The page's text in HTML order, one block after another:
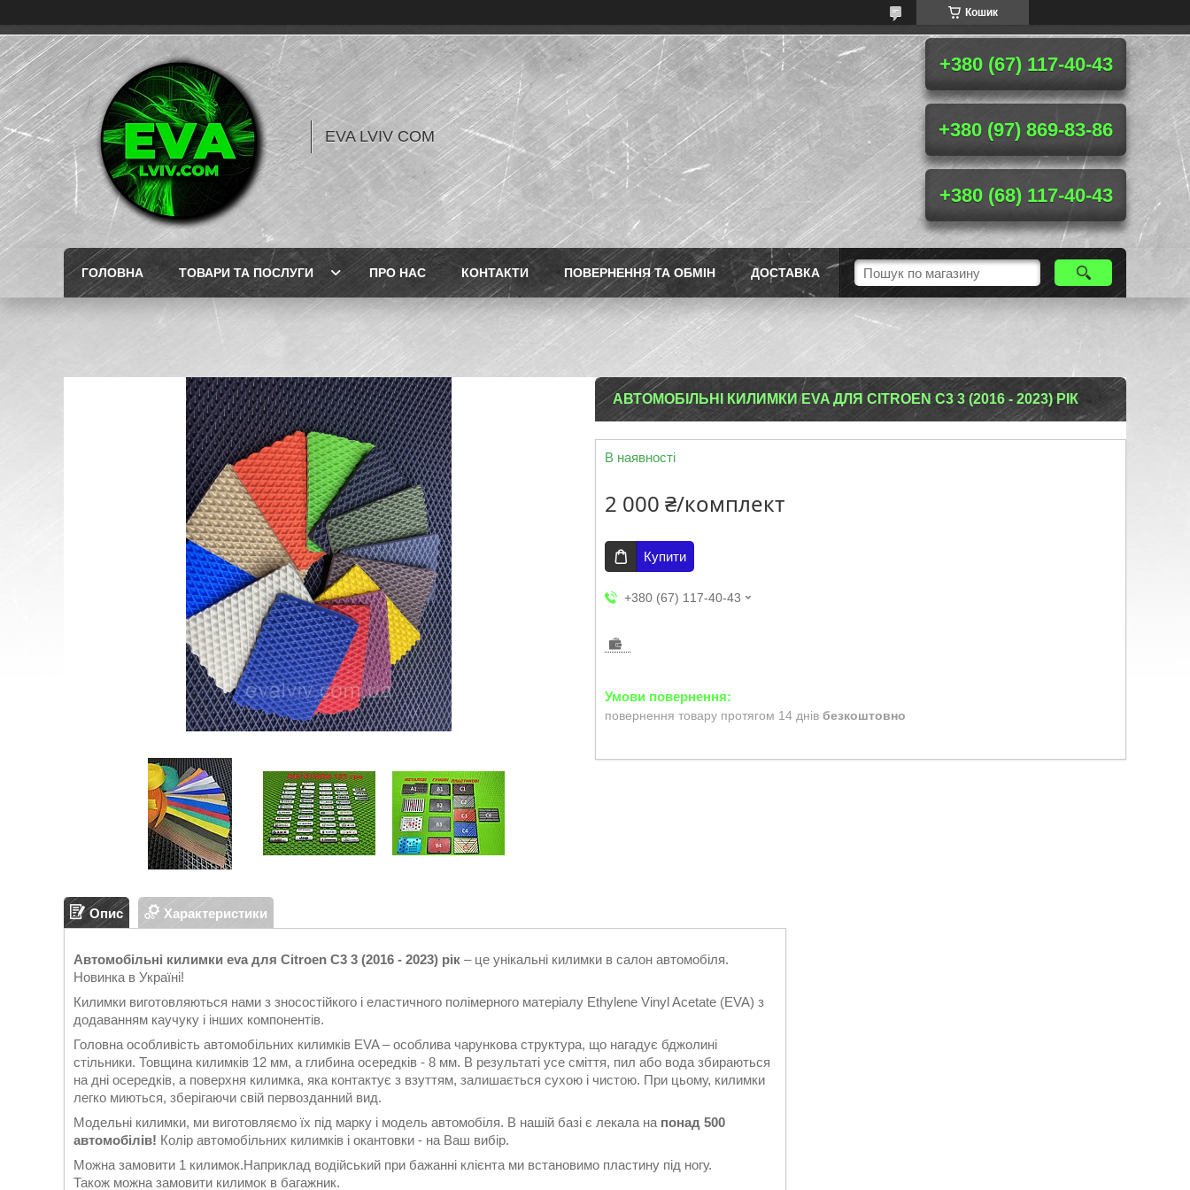
Кошик
EVA LVIV COM
+380 (67) 117-40-43
+380 (97) 869-83-86
+380 (68) 117-40-43
ГОЛОВНА ТОВАРИ ТА ПОСЛУГИ ПРО НАС КОНТАКТИ ПОВЕРНЕННЯ ТА ОБМІН ДОСТАВКА
АВТОМОБІЛЬНІ КИЛИМКИ EVA ДЛЯ CITROEN C3 3 (2016 - 2023) РІК
В наявності
2 000 ₴/комплект
Купити
+380 (67) 117-40-43
повернення товару протягом 14 днів безкоштовно
Опис Характеристики
Автомобільні килимки eva для Citroen C3 3 (2016 - 2023) рік – це унікальні килимки в салон автомобіля.
Новинка в Україні!
Килимки виготовляються нами з зносостійкого і еластичного полімерного матеріалу Ethylene Vinyl Acetate (EVA) з
додаванням каучуку і інших компонентів.
Головна особливість автомобільних килимків EVA – особлива чарункова структура, що нагадує бджолині
стільники. Товщина килимків 12 мм, а глибина осередків - 8 мм. В результаті усе сміття, пил або вода збираються
на дні осередків, а поверхня килимка, яка контактує з взуттям, залишається сухою і чистою. При цьому, килимки
легко миються, зберігаючи свій первозданний вид.
Модельні килимки, ми виготовляємо їх під марку і модель автомобіля. В нашій базі є лекала на понад 500
автомобілів! Колір автомобільних килимків і окантовки - на Ваш вибір.
Можна замовити 1 килимок.Наприклад водійський при бажанні клієнта ми встановимо пластину під ногу.
Також можна замовити килимок в багажник.